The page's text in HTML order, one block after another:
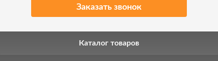
Заказать звонок
Каталог товаров